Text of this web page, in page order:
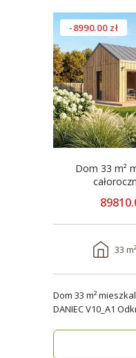
-8990.00 zł
Dom 33 m²
33 m²
Dom 33 m²
DANIEC V10_A1 Odkryj nowoczesny dom